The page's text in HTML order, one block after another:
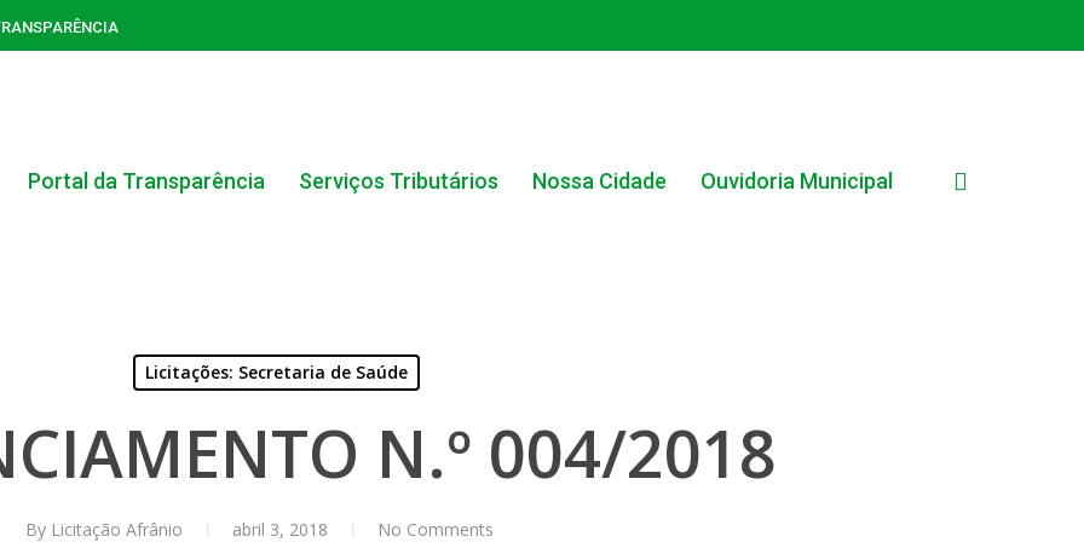
Portal da Transparência
ACERVO DO PORTAL DA TRANSPARÊNCIA
CARTA DE SERVIÇOS AO CIDADÃO
PORTAL DA TRANSPARÊNCIA GERAL
EDITAL INTERNO SIMPLIFICADO 001/2025
Serviços Tributários Nossa Cidade Ouvidoria Municipal
Licitações: Secretaria de Saúde
N.º 004/2018
By Licitação Afrânio abril 3, 2018 No Comments